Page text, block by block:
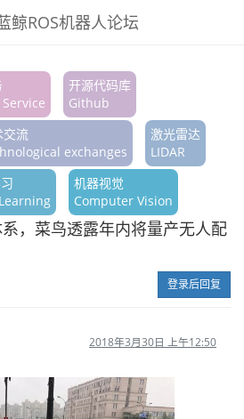
鲸ROS机器人论坛
开源代码库
Github
交流
exchanges
激光雷达
LIDAR
机器视觉
Computer Vision
，菜鸟透露年内将量产无人配
登录后回复
2018年3月30日 上午12:50